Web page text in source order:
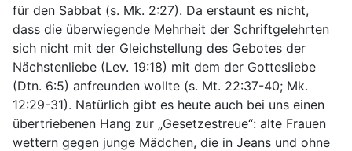
für den Sabbat (s. Mk. 2:27). Da erstaunt es nicht,
dass die überwiegende Mehrheit der Schriftgelehrten
sich nicht mit der Gleichstellung des Gebotes der
Nächstenliebe (Lev. 19:18) mit dem der Gottesliebe
(Dtn. 6:5) anfreunden wollte (s. Mt. 22:37-40; Mk.
12:29-31). Natürlich gibt es heute auch bei uns einen
übertriebenen Hang zur „Gesetzestreue“: alte Frauen
wettern gegen junge Mädchen, die in Jeans und ohne